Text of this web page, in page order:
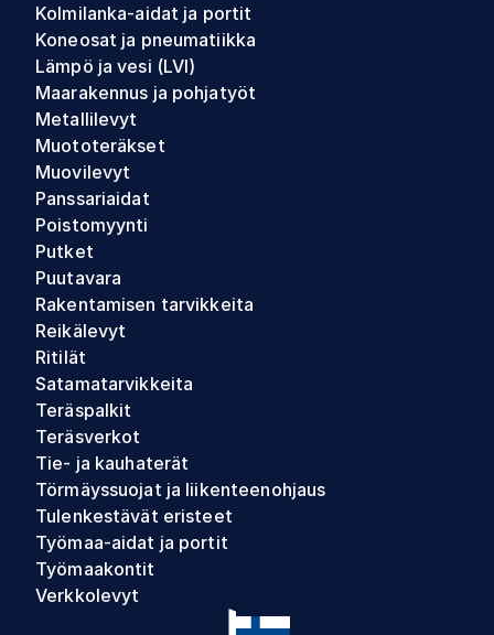
Kolmilanka-aidat ja portit
Koneosat ja pneumatiikka
Lämpö ja vesi (LVI)
Maarakennus ja pohjatyöt
Metallilevyt
Muototeräkset
Muovilevyt
Panssariaidat
Poistomyynti
Putket
Puutavara
Rakentamisen tarvikkeita
Reikälevyt
Ritilät
Satamatarvikkeita
Teräspalkit
Teräsverkot
Tie- ja kauhaterät
Törmäyssuojat ja liikenteenohjaus
Tulenkestävät eristeet
Työmaa-aidat ja portit
Työmaakontit
Verkkolevyt